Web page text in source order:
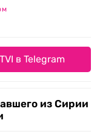
в Telegram
из Сирии